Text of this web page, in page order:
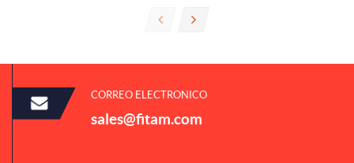
CORREO ELECTRONICO
sales@fitam.com